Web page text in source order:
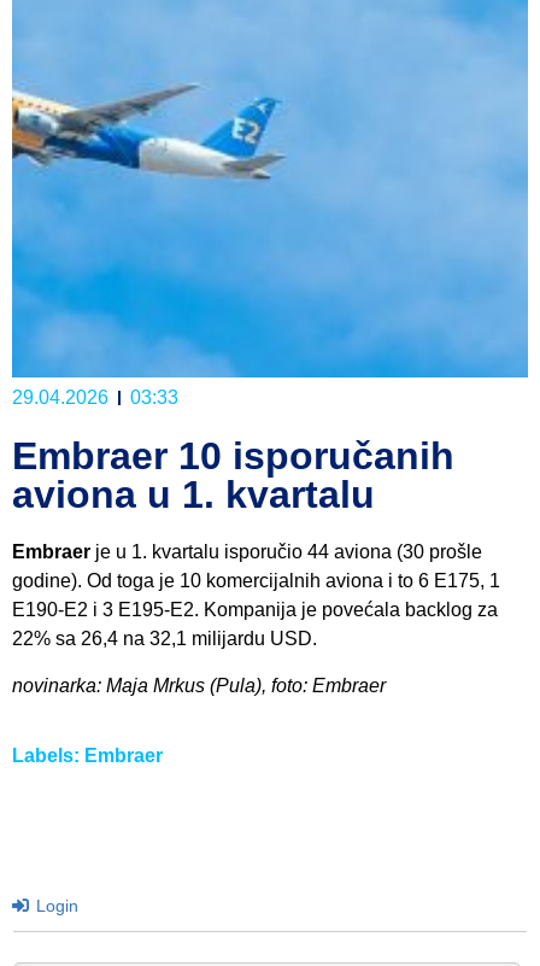
29.04.2026 03:33
Embraer 10 isporučanih
aviona u 1. kvartalu
Embraer je u 1. kvartalu isporučio 44 aviona (30 prošle
godine). Od toga je 10 komercijalnih aviona i to 6 E175, 1
E190-E2 i 3 E195-E2. Kompanija je povećala backlog za
22% sa 26,4 na 32,1 milijardu USD.
novinarka: Maja Mrkus (Pula), foto: Embraer
Labels: Embraer
Login